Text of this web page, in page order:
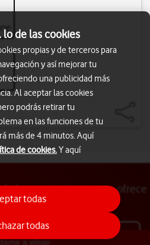
a elegir
constantes que te ofrece
la app
lo de las cookies
propias y de terceros para
y así mejorar tu
una publicidad más
Al aceptar las cookies
podrás retirar tu
en las funciones de tu
más de 4 minutos. Aquí
de cookies.Y aquí
todas
todas